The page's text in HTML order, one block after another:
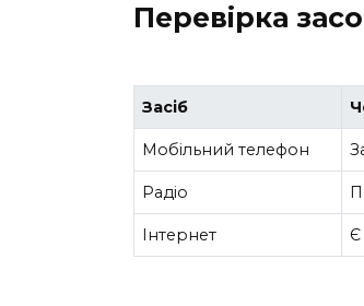
Перевірка
Засіб
Мобільний телефон
Радіо
Інтернет Є